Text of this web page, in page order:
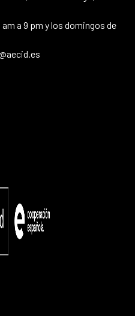
a 9 pm y los domingos de